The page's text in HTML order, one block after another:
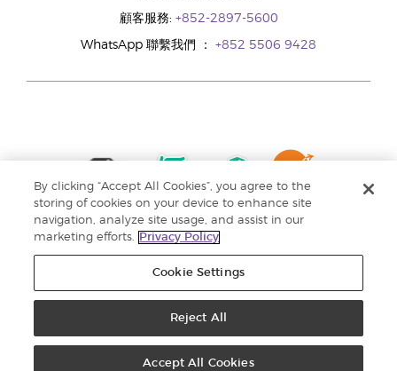
顧客服務: +852-2897-5600
WhatsApp 聯繫我們 ： +852 5506 9428
By clicking “Accept All Cookies”, you agree to the
storing of cookies on your device to enhance site
navigation, analyze site usage, and assist in our
marketing efforts.
Privacy Policy
Cookie Settings
Reject All
Accept All Cookies